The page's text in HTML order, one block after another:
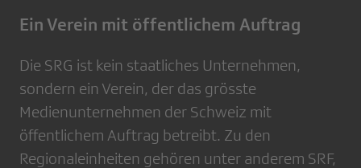
Ein Verein mit öffentlichem Auftrag
Die SRG ist kein staatliches Unternehmen,
sondern ein Verein, der das grösste
Medienunternehmen der Schweiz mit
öffentlichem Auftrag betreibt. Zu den
Regionaleinheiten gehören unter anderem SRF,